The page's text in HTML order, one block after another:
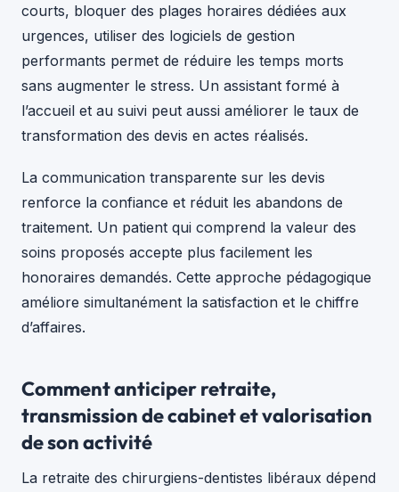
courts, bloquer des plages horaires dédiées aux
urgences, utiliser des logiciels de gestion
performants permet de réduire les temps morts
sans augmenter le stress. Un assistant formé à
l’accueil et au suivi peut aussi améliorer le taux de
transformation des devis en actes réalisés.
La communication transparente sur les devis
renforce la confiance et réduit les abandons de
traitement. Un patient qui comprend la valeur des
soins proposés accepte plus facilement les
honoraires demandés. Cette approche pédagogique
améliore simultanément la satisfaction et le chiffre
d’affaires.
Comment anticiper retraite,
transmission de cabinet et valorisation
de son activité
La retraite des chirurgiens-dentistes libéraux dépend